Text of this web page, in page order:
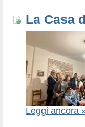
La Casa
Leggi ancora